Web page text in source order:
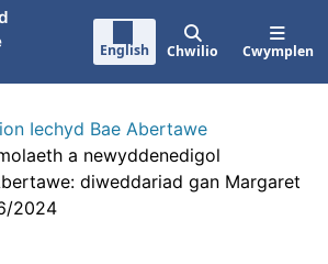
English Chwilio Cwymplen
Iechyd Bae Abertawe
a newyddenedigol
diweddariad gan Margaret
2024